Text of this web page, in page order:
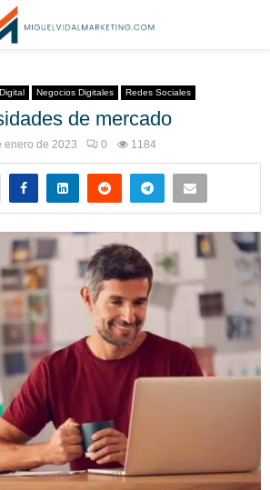
Negocios Digitales Redes Sociales
de mercado
enero de 2023 0 1184